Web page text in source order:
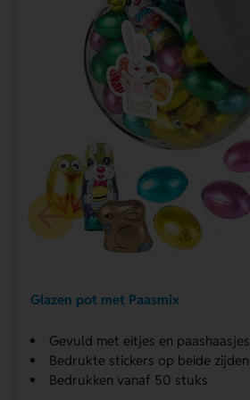
Glazen pot met Paasmix
Gevuld met eitjes en paashaasjes
Bedrukte stickers op beide zijden
Bedrukken vanaf 50 stuks